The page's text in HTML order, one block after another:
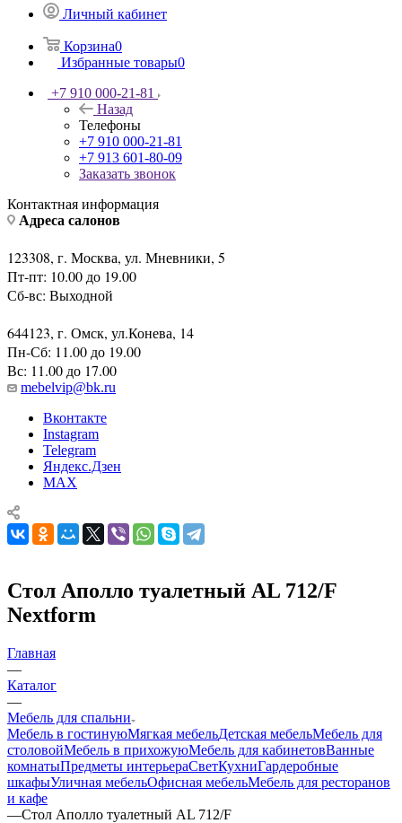
Личный кабинет
Корзина0
Избранные товары0
+7 910 000-21-81
Назад
Телефоны
+7 910 000-21-81
+7 913 601-80-09
Заказать звонок
Контактная информация
Адреса салонов
123308, г. Москва, ул. Мневники, 5
Пт-пт: 10.00 до 19.00
Сб-вс: Выходной
644123, г. Омск, ул.Конева, 14
Пн-Сб: 11.00 до 19.00
Вс: 11.00 до 17.00
mebelvip@bk.ru
Вконтакте
Instagram
Telegram
Яндекс.Дзен
MAX
Стол Аполло туалетный AL 712/F
Nextform
Главная
—
Каталог
—
Мебель для спальни
Мебель в гостинуюМягкая мебельДетская мебельМебель для
столовойМебель в прихожуюМебель для кабинетовВанные
комнатыПредметы интерьераСветКухниГардеробные
шкафыУличная мебельОфисная мебельМебель для ресторанов
и кафе
—Стол Аполло туалетный AL 712/F